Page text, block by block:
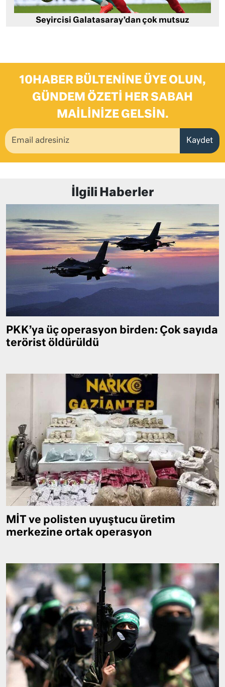
Seyircisi Galatasaray’dan çok mutsuz
10HABER BÜLTENINE ÜYE OLUN,
GÜNDEM ÖZETI HER SABAH
MAILINIZE GELSIN.
Kaydet
İlgili Haberler
PKK’ya üç operasyon birden: Çok sayıda
terörist öldürüldü
MİT ve polisten uyuştucu üretim
merkezine ortak operasyon